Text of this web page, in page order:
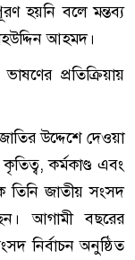
হয়নি বলে মন্তব্য
আহমদ।
প্রতিক্রিয়ায়
উদ্দেশে দেওয়া
কর্মকাণ্ড এবং
তিনি জাতীয় সংসদ
আগামী বছরের
নির্বাচন অনুষ্ঠিত